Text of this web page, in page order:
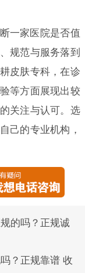
一家医院是否值
规范与服务落到
皮肤专科，在诊
等方面展现出较
关注与认可。选
己的专业机构，
的吗？正规诚
？正规靠谱 收